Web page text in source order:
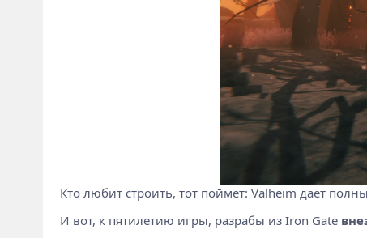
Кто любит строить, тот поймёт: Valheim даёт
И вот, к пятилетию игры, разрабы из Iron Gate